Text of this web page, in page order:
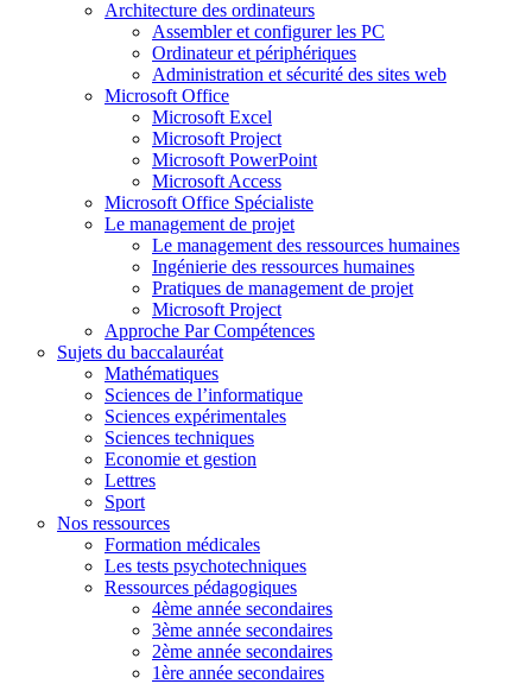
Architecture des ordinateurs
Assembler et configurer les PC
Ordinateur et périphériques
Administration et sécurité des sites web
Microsoft Office
Microsoft Excel
Microsoft Project
Microsoft PowerPoint
Microsoft Access
Microsoft Office Spécialiste
Le management de projet
Le management des ressources humaines
Ingénierie des ressources humaines
Pratiques de management de projet
Microsoft Project
Approche Par Compétences
Sujets du baccalauréat
Mathématiques
Sciences de l’informatique
Sciences expérimentales
Sciences techniques
Economie et gestion
Lettres
Sport
Nos ressources
Formation médicales
Les tests psychotechniques
Ressources pédagogiques
4ème année secondaires
3ème année secondaires
2ème année secondaires
1ère année secondaires